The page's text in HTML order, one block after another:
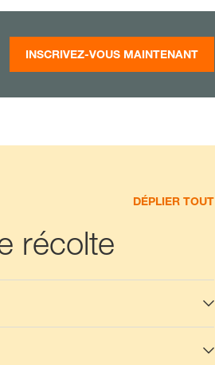
INSCRIVEZ-VOUS MAINTENANT
DÉPLIER TOUT
récolte